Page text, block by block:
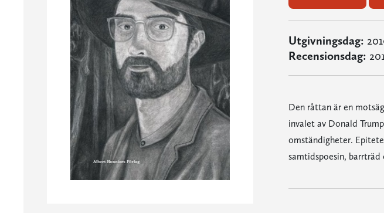
Utgivningsdag:
Recensionsdag:
Den råttan är en
invalet av Donald
omständigheter.
samtidspoesin,